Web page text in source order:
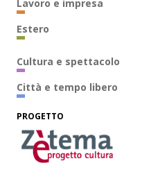
Lavoro e impresa
Estero
Cultura e spettacolo
Città e tempo libero
PROGETTO